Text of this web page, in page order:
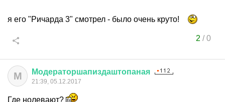
я его "Ричарда 3" смотрел - было очень круто!
2 /0
М Модераторшапиздаштопаная
21:39, 05.12.2017
Где нолевают?